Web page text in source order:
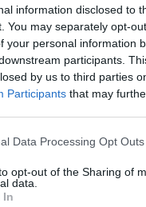
information disclosed to
You may separately opt-
your personal information
participants.
by us to third parties
Participants that may
Data Processing Opt Outs
opt-out of the Sharing of
data.
In
Coppa Italia: gli
finale con i derby a
Macomer
5 Ago 2026
Colpo dell'Uta con
5 Ago 2026
Il Coghinas ancora più
Scanu, al Macomer